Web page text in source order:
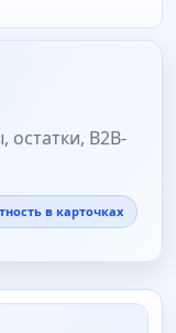
остатки, B2B-
в карточках